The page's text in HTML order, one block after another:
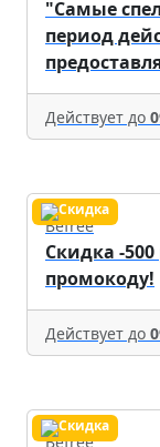
"Самые
период
Действует до
Befree
Скидка -500
промокоду!
Действует до
Befree